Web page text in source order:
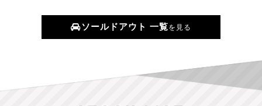
ソールドアウト 一覧を見る